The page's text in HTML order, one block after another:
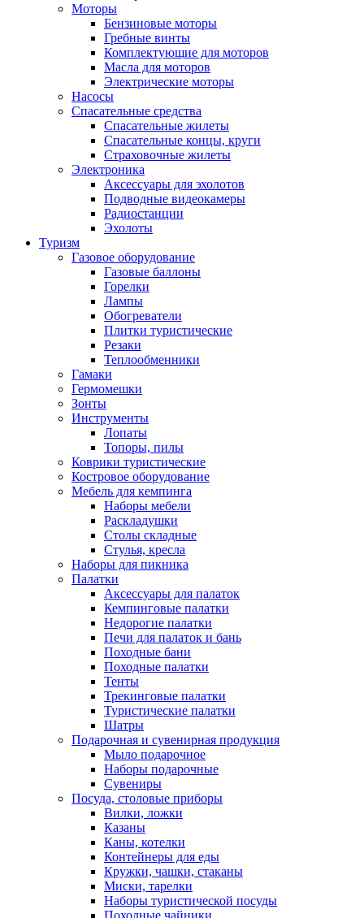
Моторы
Бензиновые моторы
Гребные винты
Комплектующие для моторов
Масла для моторов
Электрические моторы
Насосы
Спасательные средства
Спасательные жилеты
Спасательные концы, круги
Страховочные жилеты
Электроника
Аксессуары для эхолотов
Подводные видеокамеры
Радиостанции
Эхолоты
Туризм
Газовое оборудование
Газовые баллоны
Горелки
Лампы
Обогреватели
Плитки туристические
Резаки
Теплообменники
Гамаки
Гермомешки
Зонты
Инструменты
Лопаты
Топоры, пилы
Коврики туристические
Костровое оборудование
Мебель для кемпинга
Наборы мебели
Раскладушки
Столы складные
Стулья, кресла
Наборы для пикника
Палатки
Аксессуары для палаток
Кемпинговые палатки
Недорогие палатки
Печи для палаток и бань
Походные бани
Походные палатки
Тенты
Трекинговые палатки
Туристические палатки
Шатры
Подарочная и сувенирная продукция
Мыло подарочное
Наборы подарочные
Сувениры
Посуда, столовые приборы
Вилки, ложки
Казаны
Каны, котелки
Контейнеры для еды
Кружки, чашки, стаканы
Миски, тарелки
Наборы туристической посуды
Походные чайники